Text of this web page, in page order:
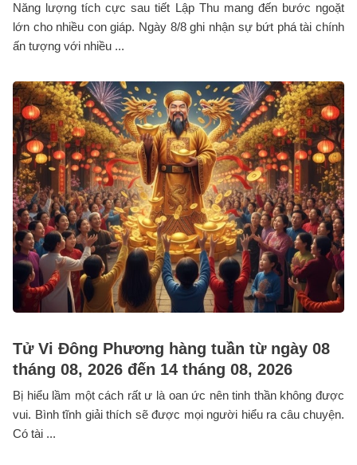
Năng lượng tích cực sau tiết Lập Thu mang đến bước ngoặt
lớn cho nhiều con giáp. Ngày 8/8 ghi nhận sự bứt phá tài chính
ấn tượng với nhiều ...
Tử Vi Đông Phương hàng tuần từ ngày 08
tháng 08, 2026 đến 14 tháng 08, 2026
Bị hiểu lầm một cách rất ư là oan ức nên tinh thần không được
vui. Bình tĩnh giải thích sẽ được mọi người hiểu ra câu chuyện.
Có tài ...